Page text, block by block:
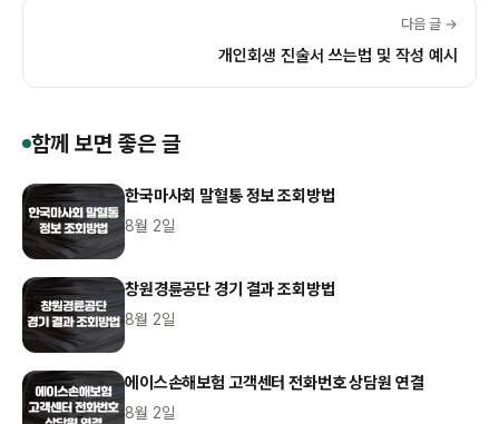
다음 글 →
개인회생 진술서 쓰는법 및 작성 예시
함께 보면 좋은 글
한국마사회 말혈통 정보 조회방법
8월 2일
창원경륜공단 경기 결과 조회방법
8월 2일
에이스손해보험 고객센터 전화번호 상담원 연결
8월 2일